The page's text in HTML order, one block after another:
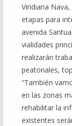
Viridiana
etapas para
avenida
vialidades
realizarán
peatonales,
“También
en las zonas
rehabilitar la
existentes